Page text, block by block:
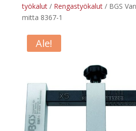
työkalut/ Rengastyökalut/ BGS
mitta 8367-1
Ale!